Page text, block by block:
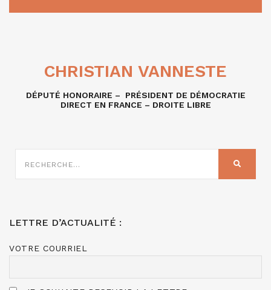
CHRISTIAN VANNESTE
DÉPUTÉ HONORAIRE – PRÉSIDENT DE DÉMOCRATIE
DIRECT EN FRANCE – DROITE LIBRE
SUR
LETTRE D’ACTUALITÉ :
VOTRE COURRIEL